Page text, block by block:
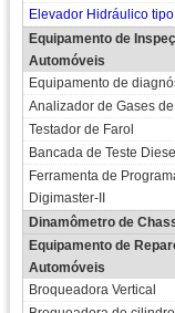
Elevador Hidráulico
Equipamento de
Automóveis
Equipamento de
Analizador de Gases
Testador de Farol
Bancada de Teste Diesel
Ferramenta de
Digimaster-II
Dinamômetro de
Equipamento de
Automóveis
Broqueadora Vertical